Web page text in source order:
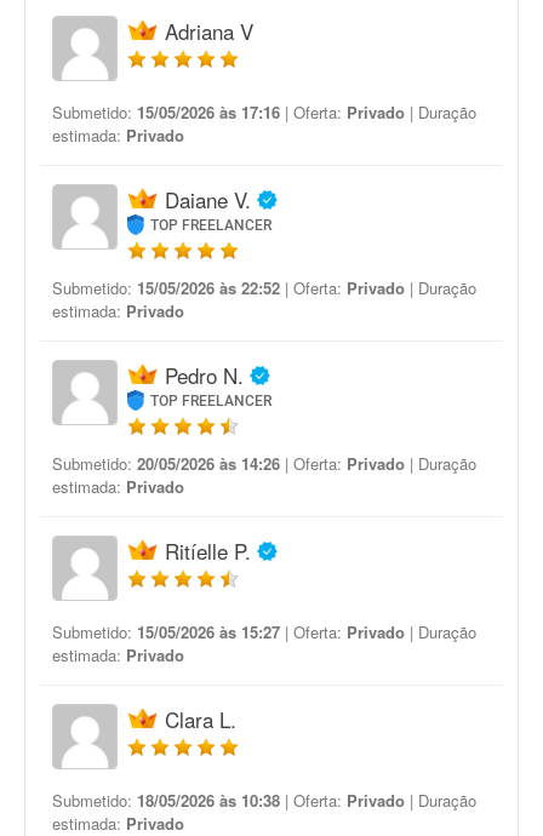
Adriana V
Submetido: 15/05/2026 às 17:16 | Oferta: Privado | Duração
estimada: Privado
Daiane V.
TOP FREELANCER
Submetido: 15/05/2026 às 22:52 | Oferta: Privado | Duração
estimada: Privado
Pedro N.
TOP FREELANCER
Submetido: 20/05/2026 às 14:26 | Oferta: Privado | Duração
estimada: Privado
Ritíelle P.
Submetido: 15/05/2026 às 15:27 | Oferta: Privado | Duração
estimada: Privado
Clara L.
Submetido: 18/05/2026 às 10:38 | Oferta: Privado | Duração
estimada: Privado